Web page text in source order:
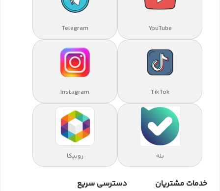
YouTube
Telegram
TikTok
Instagram
بله روبیکا
خدمات مشتریان دسترسی سریع